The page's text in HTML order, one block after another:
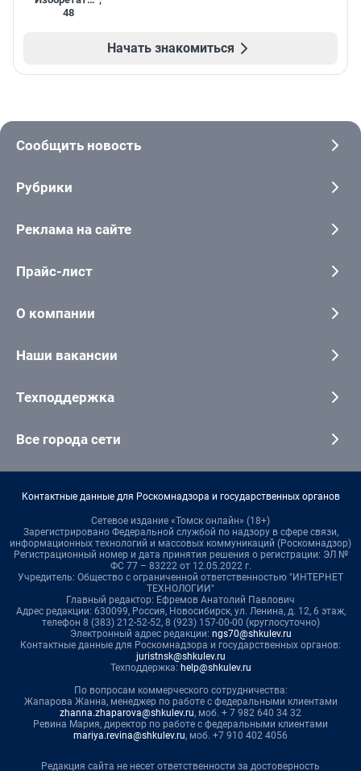
48
Начать знакомиться
Сообщить новость
Рубрики
Реклама на сайте
Прайс-лист
О компании
Наши вакансии
Техподдержка
Все города сети
Контактные данные для Роскомнадзора и государственных органов
Сетевое издание «Томск онлайн» (18+)
Зарегистрировано Федеральной службой по надзору в сфере связи,
информационных технологий и массовых коммуникаций (Роскомнадзор)
Регистрационный номер и дата принятия решения о регистрации: ЭЛ №
ФС 77 – 83222 от 12.05.2022 г.
Учредитель: Общество с ограниченной ответственностью "ИНТЕРНЕТ
ТЕХНОЛОГИИ"
Главный редактор: Ефремов Анатолий Павлович
Адрес редакции: 630099, Россия, Новосибирск, ул. Ленина, д. 12, 6 этаж,
телефон 8 (383) 212-52-52, 8 (923) 157-00-00 (круглосуточно)
Электронный адрес редакции: ngs70@shkulev.ru
Контактные данные для Роскомнадзора и государственных органов:
juristnsk@shkulev.ru
Техподдержка: help@shkulev.ru
По вопросам коммерческого сотрудничества:
Жапарова Жанна, менеджер по работе с федеральными клиентами
zhanna.zhaparova@shkulev.ru, моб. + 7 982 640 34 32
Ревина Мария, директор по работе с федеральными клиентами
mariya.revina@shkulev.ru, моб. +7 910 402 4056
Редакция сайта не несет ответственности за достоверность